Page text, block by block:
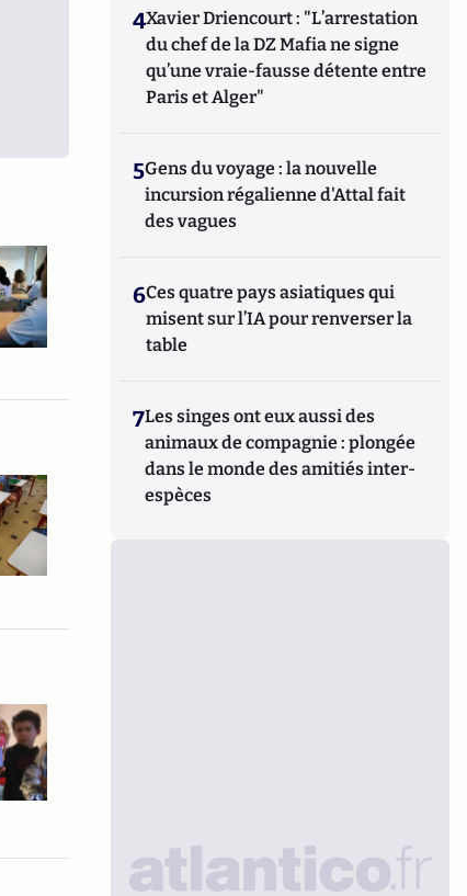
4Xavier Driencourt : "L’arrestation
du chef de la DZ Mafia ne signe
qu’une vraie-fausse détente entre
Paris et Alger"
5Gens du voyage : la nouvelle
incursion régalienne d'Attal fait
des vagues
6Ces quatre pays asiatiques qui
misent sur l’IA pour renverser la
table
7Les singes ont eux aussi des
animaux de compagnie : plongée
dans le monde des amitiés inter-
espèces